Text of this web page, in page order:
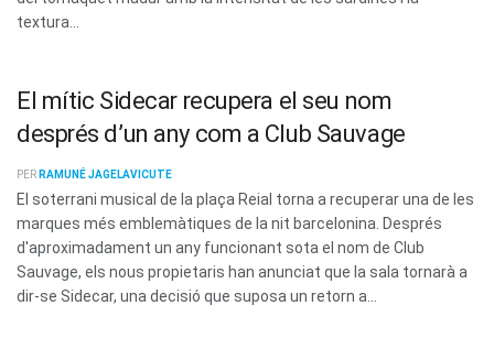
textura...
El mític Sidecar recupera el seu nom
després d’un any com a Club Sauvage
PER RAMUNÉ JAGELAVICUTE
El soterrani musical de la plaça Reial torna a recuperar una de les
marques més emblemàtiques de la nit barcelonina. Després
d'aproximadament un any funcionant sota el nom de Club
Sauvage, els nous propietaris han anunciat que la sala tornarà a
dir-se Sidecar, una decisió que suposa un retorn a...